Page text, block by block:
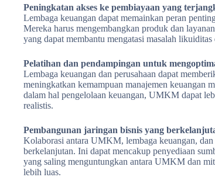
Peningkatan akses ke pembiayaan yang
Lembaga keuangan dapat memainkan peran
Mereka harus mengembangkan produk dan
yang dapat membantu mengatasi masalah
Pelatihan dan pendampingan untuk
Lembaga keuangan dan perusahaan dapat
meningkatkan kemampuan manajemen keuangan
dalam hal pengelolaan keuangan, UMKM dapat
realistis.
Pembangunan jaringan bisnis yang
Kolaborasi antara UMKM, lembaga keuangan,
berkelanjutan. Ini dapat mencakup penyediaan
yang saling menguntungkan antara UMKM dan
lebih luas.